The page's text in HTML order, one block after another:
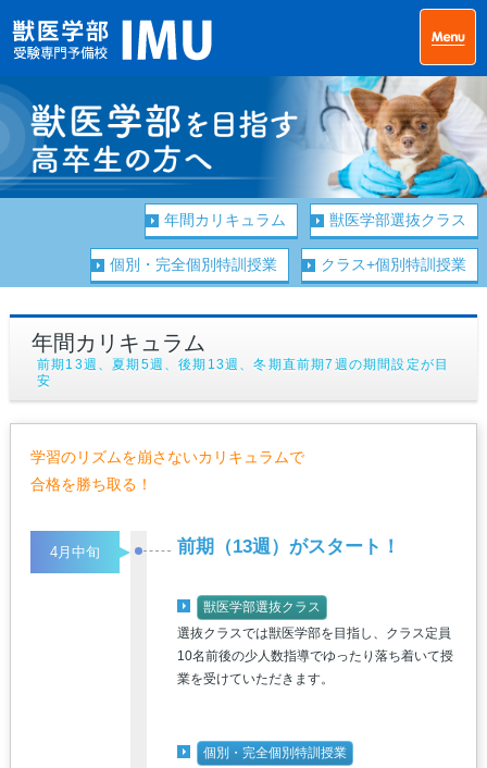
獣医学部選抜クラス
年間カリキュラム
クラス+個別特訓授業
個別・完全個別特訓授業
年間カリキュラム
前期13週、夏期5週、後期13週、冬期直前期7週の期間設定が目
安
学習のリズムを崩さないカリキュラムで
合格を勝ち取る！
4月中旬 前期（13週）がスタート！
獣医学部選抜クラス
選抜クラスでは獣医学部を目指し、クラス定員
10名前後の少人数指導でゆったり落ち着いて授
業を受けていただきます。
個別・完全個別特訓授業